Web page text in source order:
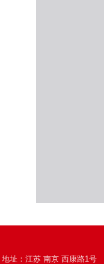
地址：江苏 南京 西康路1号